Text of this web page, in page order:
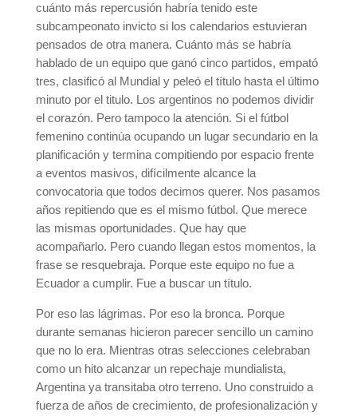
cuánto más repercusión habría tenido este
subcampeonato invicto si los calendarios estuvieran
pensados de otra manera. Cuánto más se habría
hablado de un equipo que ganó cinco partidos, empató
tres, clasificó al Mundial y peleó el título hasta el último
minuto por el titulo. Los argentinos no podemos dividir
el corazón. Pero tampoco la atención. Si el fútbol
femenino continúa ocupando un lugar secundario en la
planificación y termina compitiendo por espacio frente
a eventos masivos, difícilmente alcance la
convocatoria que todos decimos querer. Nos pasamos
años repitiendo que es el mismo fútbol. Que merece
las mismas oportunidades. Que hay que
acompañarlo. Pero cuando llegan estos momentos, la
frase se resquebraja. Porque este equipo no fue a
Ecuador a cumplir. Fue a buscar un título.
Por eso las lágrimas. Por eso la bronca. Porque
durante semanas hicieron parecer sencillo un camino
que no lo era. Mientras otras selecciones celebraban
como un hito alcanzar un repechaje mundialista,
Argentina ya transitaba otro terreno. Uno construido a
fuerza de años de crecimiento, de profesionalización y